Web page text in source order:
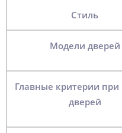
Стиль
Модели дверей
Главные критерии при выборе
дверей